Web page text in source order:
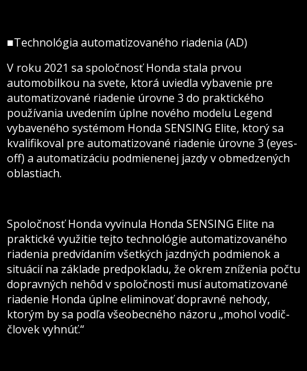
■Technológia automatizovaného riadenia (AD)
V roku 2021 sa spoločnosť Honda stala prvou
automobilkou na svete, ktorá uviedla vybavenie pre
automatizované riadenie úrovne 3 do praktického
používania uvedením úplne nového modelu Legend
vybaveného systémom Honda SENSING Elite, ktorý sa
kvalifikoval pre automatizované riadenie úrovne 3 (eyes-
off) a automatizáciu podmienenej jazdy v obmedzených
oblastiach.
Spoločnosť Honda vyvinula Honda SENSING Elite na
praktické využitie tejto technológie automatizovaného
riadenia predvídaním všetkých jazdných podmienok a
situácií na základe predpokladu, že okrem zníženia počtu
dopravných nehôd v spoločnosti musí automatizované
riadenie Honda úplne eliminovať dopravné nehody,
ktorým by sa podľa všeobecného názoru „mohol vodič-
človek vyhnúť.“